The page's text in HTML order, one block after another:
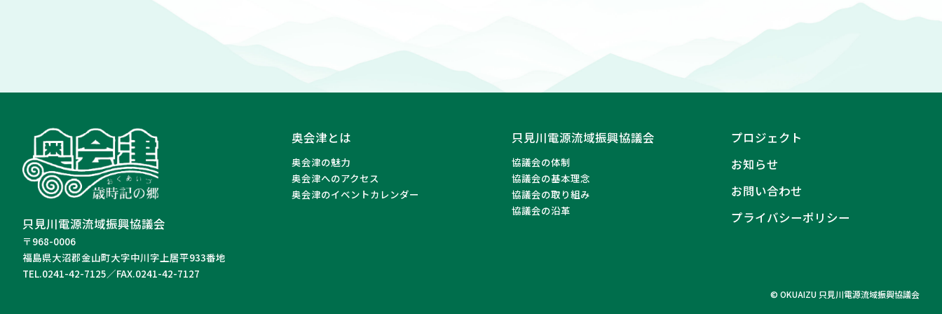
只見川電源流域振興協議会
〒968-0006
福島県大沼郡金山町大字中川字上居平933番地
TEL.0241-42-7125／FAX.0241-42-7127
奥会津とは
奥会津の魅力
奥会津へのアクセス
奥会津のイベントカレンダー
只見川電源流域振興協議会
協議会の体制
協議会の基本理念
協議会の取り組み
協議会の沿革
プロジェクト
お知らせ
お問い合わせ
プライバシーポリシー
© OKUAIZU 只見川電源流域振興協議会